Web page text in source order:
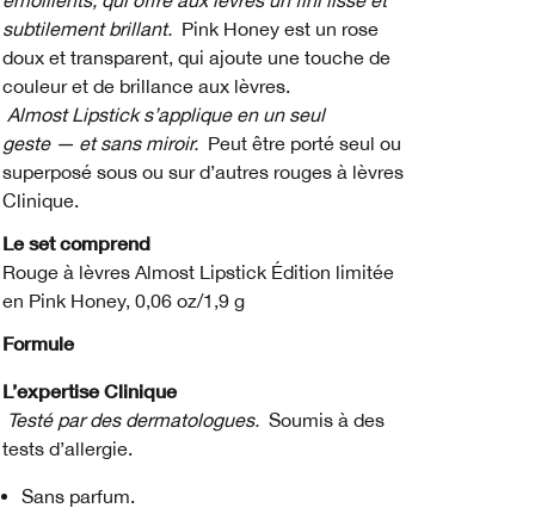
subtilement brillant. Pink Honey est un rose
doux et transparent, qui ajoute une touche de
couleur et de brillance aux lèvres.
Almost Lipstick s’applique en un seul
geste — et sans miroir. Peut être porté seul ou
superposé sous ou sur d’autres rouges à lèvres
Clinique.
Le set comprend
Rouge à lèvres Almost Lipstick Édition limitée
en Pink Honey, 0,06 oz/1,9 g
Formule
L’expertise Clinique
Testé par des dermatologues. Soumis à des
tests d’allergie.
Sans parfum.